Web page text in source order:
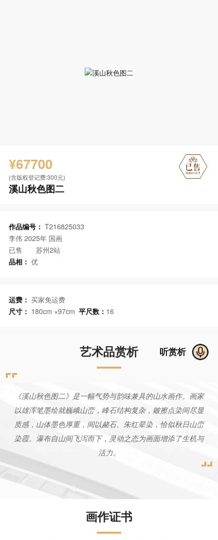
¥67700
(含版权登记费:300元)
溪山秋色图二
作品编号： T216825033
李伟 2025年 国画
已售 苏州2站
品相： 优
运费： 买家免运费
尺寸： 180cm ×97cm 平尺数： 16
艺术品赏析 听赏析
《溪山秋色图二》是一幅气势与韵味兼具的山水画作。画家
以雄浑笔墨绘就巍峨山峦，峰石结构复杂，皴擦点染间尽显
质感，山体墨色厚重，间以赭石、朱红晕染，恰似秋日山峦
染霞。瀑布自山间飞泻而下，灵动之态为画面增添了生机与
活力。
画作证书